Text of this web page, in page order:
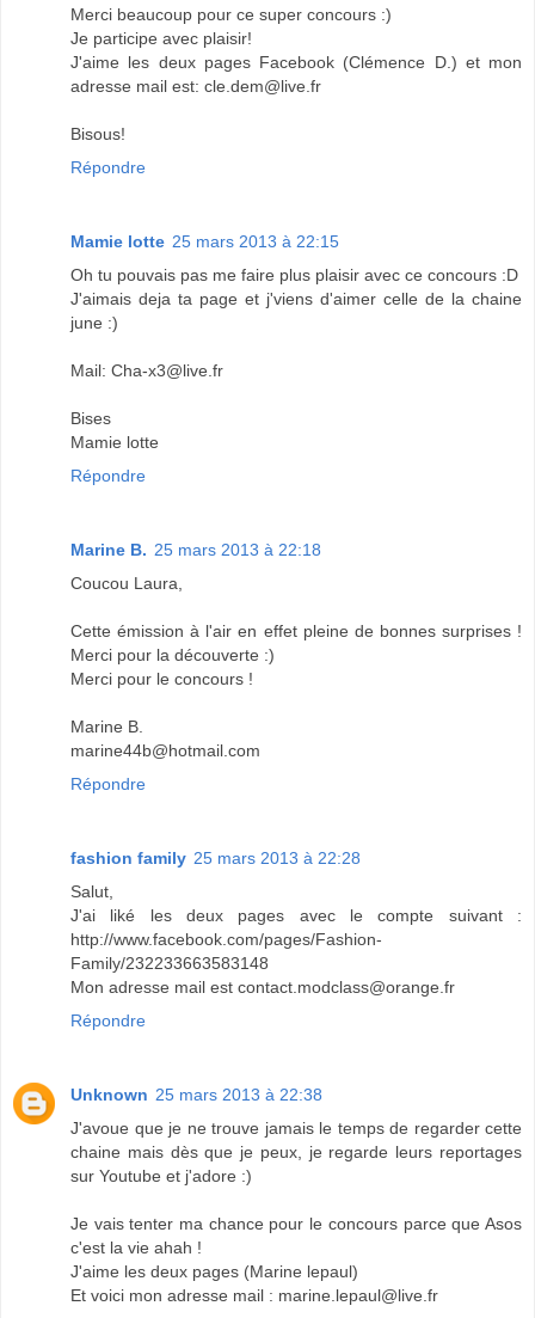
Merci beaucoup pour ce super concours :)
Je participe avec plaisir!
J'aime les deux pages Facebook (Clémence D.) et mon
adresse mail est: cle.dem@live.fr
Bisous!
Répondre
Mamie lotte 25 mars 2013 à 22:15
Oh tu pouvais pas me faire plus plaisir avec ce concours :D
J'aimais deja ta page et j'viens d'aimer celle de la chaine
june :)
Mail: Cha-x3@live.fr
Bises
Mamie lotte
Répondre
Marine B. 25 mars 2013 à 22:18
Coucou Laura,
Cette émission à l'air en effet pleine de bonnes surprises !
Merci pour la découverte :)
Merci pour le concours !
Marine B.
marine44b@hotmail.com
Répondre
fashion family 25 mars 2013 à 22:28
Salut,
J'ai liké les deux pages avec le compte suivant :
http://www.facebook.com/pages/Fashion-
Family/232233663583148
Mon adresse mail est contact.modclass@orange.fr
Répondre
Unknown 25 mars 2013 à 22:38
J'avoue que je ne trouve jamais le temps de regarder cette
chaine mais dès que je peux, je regarde leurs reportages
sur Youtube et j'adore :)
Je vais tenter ma chance pour le concours parce que Asos
c'est la vie ahah !
J'aime les deux pages (Marine lepaul)
Et voici mon adresse mail : marine.lepaul@live.fr